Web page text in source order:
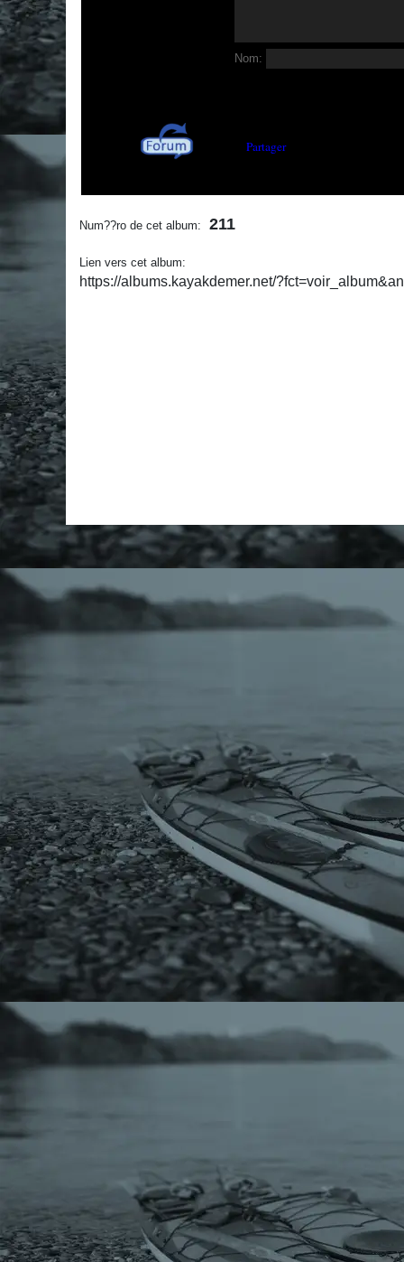
Nom:
Partager
Num??ro de cet album: 211
Lien vers cet album:
https://albums.kayakdemer.net/